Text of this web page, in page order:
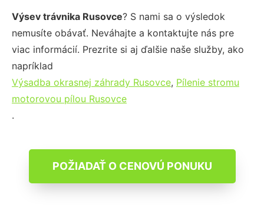
Výsev trávnika Rusovce? S nami sa o výsledok
nemusíte obávať. Neváhajte a kontaktujte nás pre
viac informácií. Prezrite si aj ďalšie naše služby, ako
napríklad
Výsadba okrasnej záhrady Rusovce, Pílenie stromu
motorovou pílou Rusovce
.
POŽIADAŤ O CENOVÚ PONUKU